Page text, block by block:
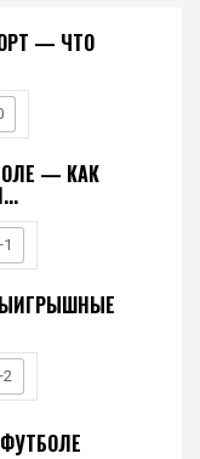
— ЧТО
— КАК